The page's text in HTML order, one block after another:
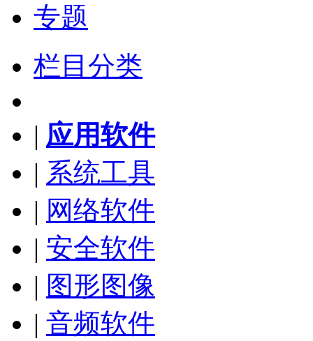
专题
栏目分类
| 应用软件
| 系统工具
| 网络软件
| 安全软件
| 图形图像
| 音频软件